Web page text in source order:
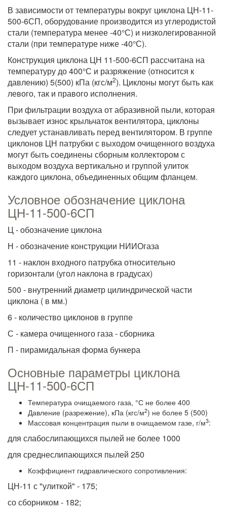
В зависимости от температуры вокруг циклона ЦН-11-
500-6СП, оборудование производится из углеродистой
стали (температура менее -40°С) и низколегированной
стали (при температуре ниже -40°С).
Конструкция циклона ЦН 11-500-6СП рассчитана на
температуру до 400°С и разряжение (относится к
давлению) 5(500) кПа (кгс/м2). Циклоны могут быть как
левого, так и правого исполнения.
При фильтрации воздуха от абразивной пыли, которая
вызывает износ крыльчаток вентилятора, циклоны
следует устанавливать перед вентилятором. В группе
циклонов ЦН патрубки с выходом очищенного воздуха
могут быть соединены сборным коллектором с
выходом воздуха вертикально и группой улиток
каждого циклона, объединенных общим фланцем.
Условное обозначение циклона
ЦН-11-500-6СП
Ц - обозначение циклона
Н - обозначение конструкции НИИОгаза
11 - наклон входного патрубка относительно
горизонтали (угол наклона в градусах)
500 - внутренний диаметр цилиндрической части
циклона ( в мм.)
6 - количество циклонов в группе
С - камера очищенного газа - сборника
П - пирамидальная форма бункера
Основные параметры циклона
ЦН-11-500-6СП
Температура очищаемого газа, °С не более 400
Давление (разрежение), кПа (кгс/м2) не более 5 (500)
Массовая концентрация пыли в очищаемом газе, г/м3:
для слабослипающихся пылей не более 1000
для среднеслипающихся пылей 250
Коэффициент гидравлического сопротивления:
ЦН-11 с "улиткой" - 175;
со сборником - 182;